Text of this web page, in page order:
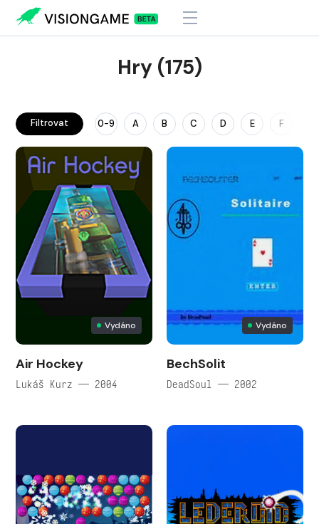
Hry (175)
Filtrovat 0-9 A B C D E F
Vydáno
Air Hockey
Lukáš Kurz — 2004
Vydáno
BechSolit
DeadSoul — 2002